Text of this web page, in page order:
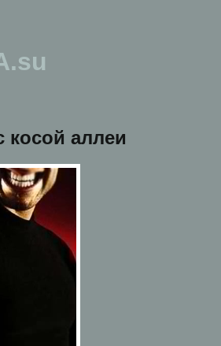
косой аллеи